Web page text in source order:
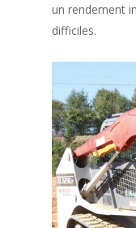
un rendement
difficiles.